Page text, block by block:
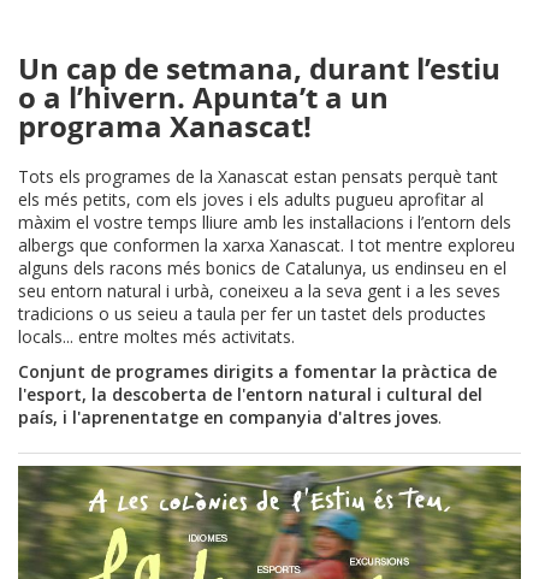
Un cap de setmana, durant l’estiu
o a l’hivern. Apunta’t a un
programa Xanascat!
Tots els programes de la Xanascat estan pensats perquè tant
els més petits, com els joves i els adults pugueu aprofitar al
màxim el vostre temps lliure amb les instal·lacions i l’entorn dels
albergs que conformen la xarxa Xanascat. I tot mentre exploreu
alguns dels racons més bonics de Catalunya, us endinseu en el
seu entorn natural i urbà, coneixeu a la seva gent i a les seves
tradicions o us seieu a taula per fer un tastet dels productes
locals... entre moltes més activitats.
Conjunt de programes dirigits a fomentar la pràctica de
l'esport, la descoberta de l'entorn natural i cultural del
país, i l'aprenentatge en companyia d'altres joves.